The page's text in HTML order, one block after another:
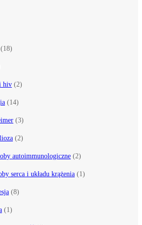
(18)
hiv (2)
(14)
(3)
(2)
autoimmunologiczne (2)
serca i układu krążenia (1)
(8)
(1)